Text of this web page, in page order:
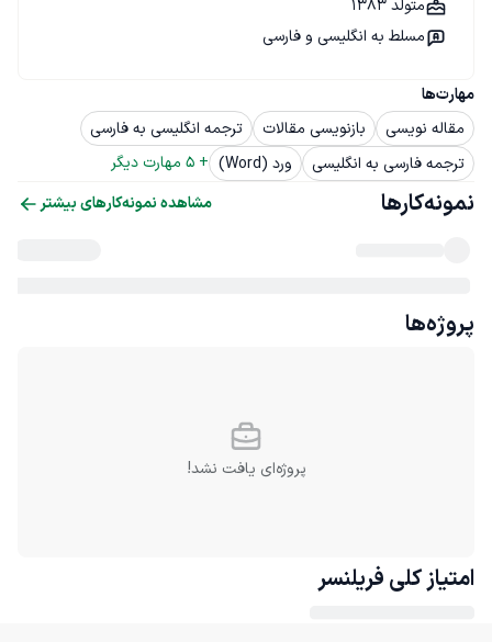
مهارت‌ها
مقاله نویسی
بازنویسی مقالات
ترجمه انگلیسی به فارسی
ترجمه فارسی به انگلیسی
ورد (Word) +
5 مهارت دیگر
متولد 1383
مسلط به انگلیسی و فارسی
نمونه‌کارها مشاهده نمونه‌کارهای بیشتر
پروژه‌ها
پروژه‌ای یافت نشد!
امتیاز کلی فریلنسر